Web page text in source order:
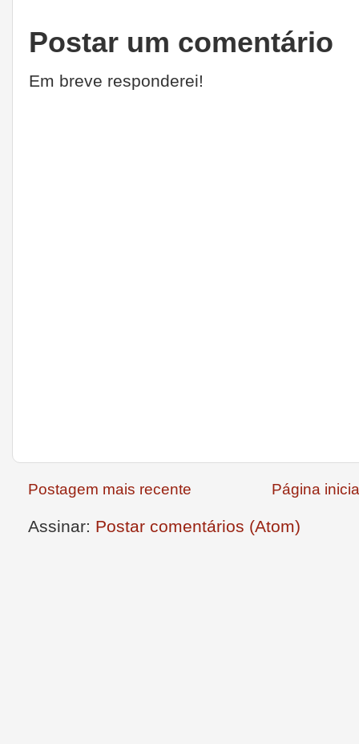
Postar um comentário
Em breve responderei!
Postagem mais recente Página
Assinar: Postar comentários (Atom)